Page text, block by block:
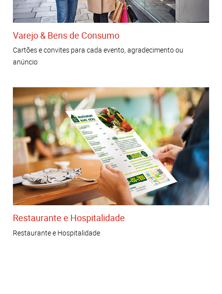
Varejo & Bens de Consumo
Cartões e convites para cada evento, agradecimento ou
anúncio
Restaurante e Hospitalidade
Restaurante e Hospitalidade